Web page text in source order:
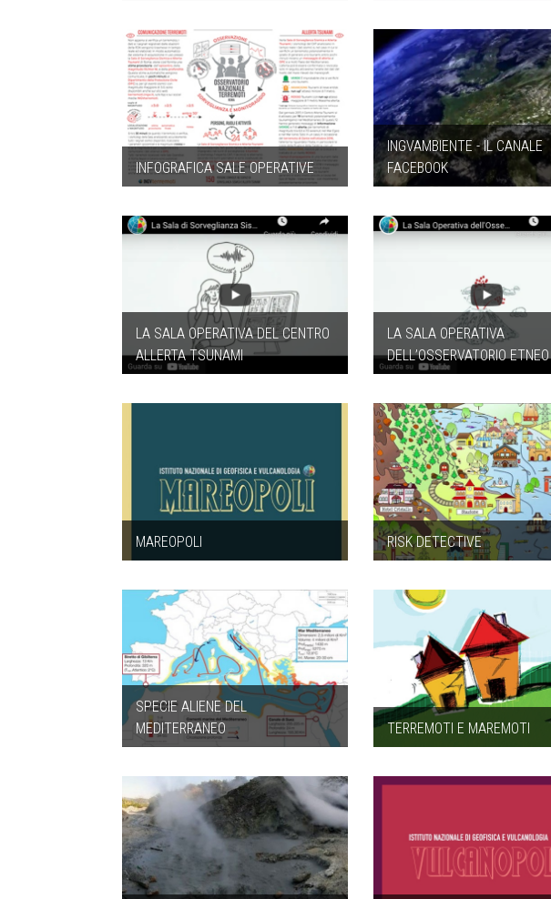
INFOGRAFICA SALE OPERATIVE
INGVAMBIENTE - IL CANALE
FACEBOOK
LA SALA OPERATIVA DEL CENTRO
ALLERTA TSUNAMI
LA SALA OPERATIVA
DELL’OSSERVATORIO ETNEO
MAREOPOLI RISK DETECTIVE
SPECIE ALIENE DEL
MEDITERRANEO
TERREMOTI E MAREMOTI